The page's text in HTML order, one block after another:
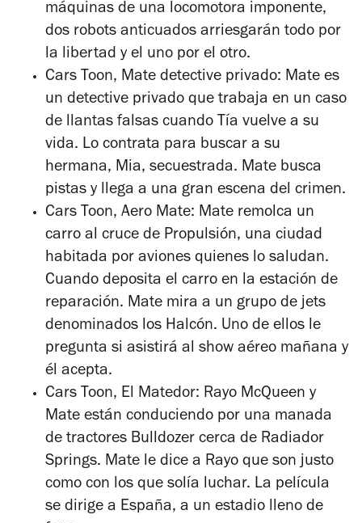
máquinas de una locomotora imponente,
dos robots anticuados arriesgarán todo por
la libertad y el uno por el otro.
Cars Toon, Mate detective privado: Mate es
un detective privado que trabaja en un caso
de llantas falsas cuando Tía vuelve a su
vida. Lo contrata para buscar a su
hermana, Mia, secuestrada. Mate busca
pistas y llega a una gran escena del crimen.
Cars Toon, Aero Mate: Mate remolca un
carro al cruce de Propulsión, una ciudad
habitada por aviones quienes lo saludan.
Cuando deposita el carro en la estación de
reparación. Mate mira a un grupo de jets
denominados los Halcón. Uno de ellos le
pregunta si asistirá al show aéreo mañana y
él acepta.
Cars Toon, El Matedor: Rayo McQueen y
Mate están conduciendo por una manada
de tractores Bulldozer cerca de Radiador
Springs. Mate le dice a Rayo que son justo
como con los que solía luchar. La película
se dirige a España, a un estadio lleno de